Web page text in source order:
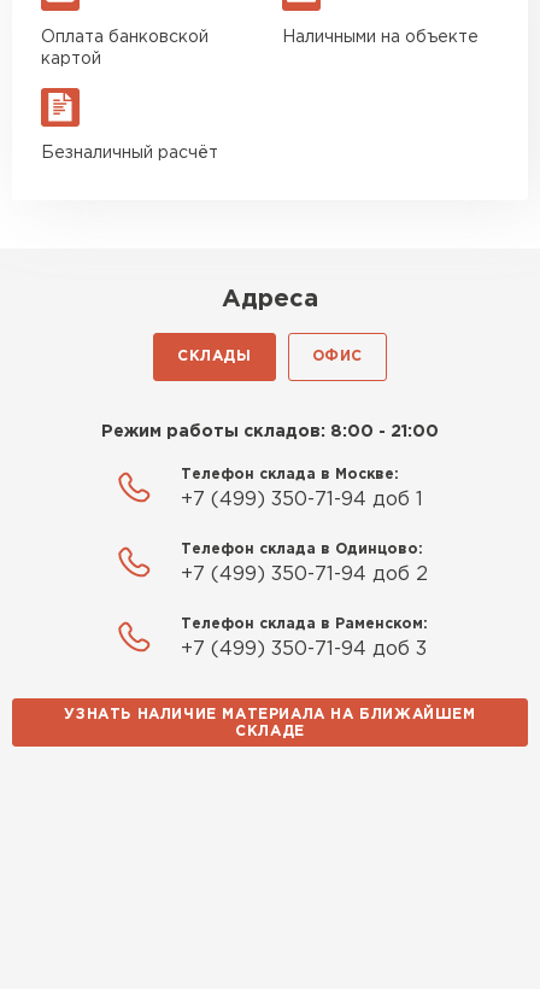
Оплата банковской
картой
Наличными на объекте
Безналичный расчёт
Адреса
СКЛАДЫ ОФИС
Режим работы складов: 8:00 - 21:00
Телефон склада в Москве:
+7 (499) 350-71-94 доб 1
Телефон склада в Одинцово:
+7 (499) 350-71-94 доб 2
Телефон склада в Раменском:
+7 (499) 350-71-94 доб 3
УЗНАТЬ НАЛИЧИЕ МАТЕРИАЛА НА БЛИЖАЙШЕМ
СКЛАДЕ